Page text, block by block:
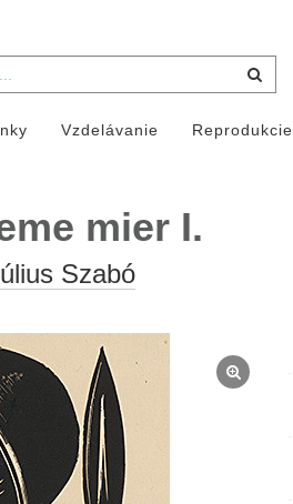
Vzdelávanie Reprodukcie
mier I.
Szabó